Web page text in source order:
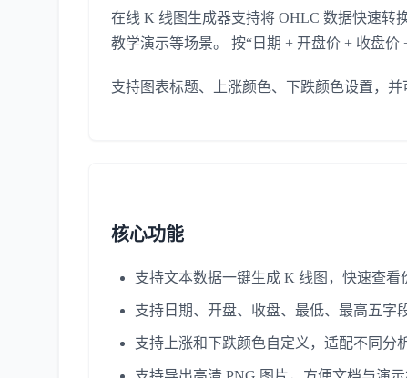
在线 K 线图生成器支持将 OHLC 数据快速转
教学演示等场景。 按“日期 + 开盘价 + 收盘价
支持图表标题、上涨颜色、下跌颜色设置，
核心功能
支持文本数据一键生成 K 线图，快速查看
支持日期、开盘、收盘、最低、最高五字
支持上涨和下跌颜色自定义，适配不同分